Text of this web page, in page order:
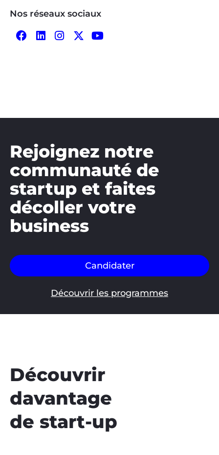
Nos réseaux sociaux
Rejoignez notre
communauté de
startup et faites
décoller votre
business
Candidater
Découvrir les programmes
Découvrir
davantage
de start-up